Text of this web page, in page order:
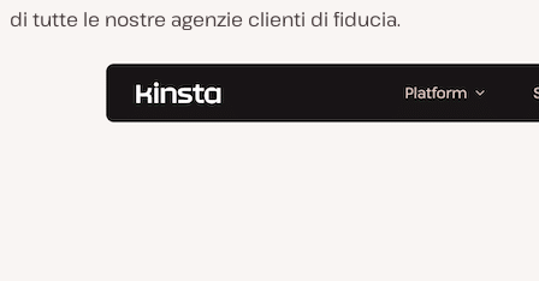
di tutte le nostre agenzie clienti di fiducia.